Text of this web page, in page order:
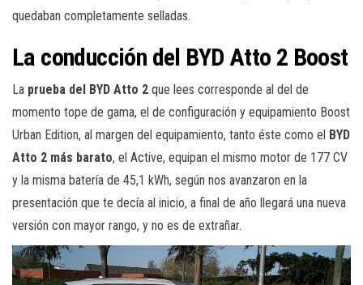
quedaban completamente selladas.
La conducción del BYD Atto 2 Boost
La prueba del BYD Atto 2 que lees corresponde al del de
momento tope de gama, el de configuración y equipamiento Boost
Urban Edition, al margen del equipamiento, tanto éste como el BYD
Atto 2 más barato, el Active, equipan el mismo motor de 177 CV
y la misma batería de 45,1 kWh, según nos avanzaron en la
presentación que te decía al inicio, a final de año llegará una nueva
versión con mayor rango, y no es de extrañar.